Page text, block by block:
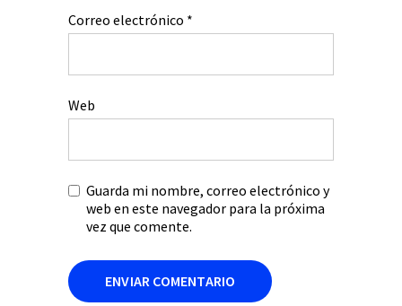
Correo electrónico *
Web
Guarda mi nombre, correo electrónico y
web en este navegador para la próxima
vez que comente.